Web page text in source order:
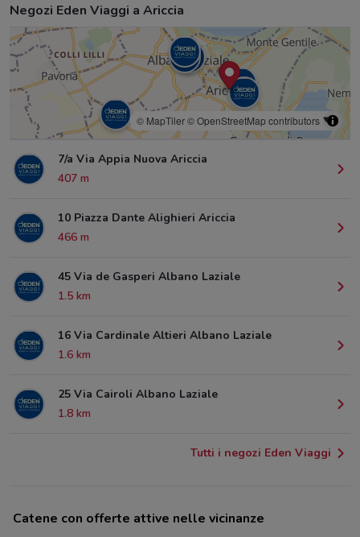
Negozi Eden Viaggi a Ariccia
© MapTiler© OpenStreetMap contributors
7/a Via Appia Nuova Ariccia
407 m
10 Piazza Dante Alighieri Ariccia
466 m
45 Via de Gasperi Albano Laziale
1.5 km
16 Via Cardinale Altieri Albano Laziale
1.6 km
25 Via Cairoli Albano Laziale
1.8 km
Tutti i negozi Eden Viaggi
Catene con offerte attive nelle vicinanze